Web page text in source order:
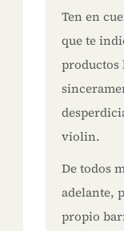
Ten en
que te
productos
violin.
De todos
adelante,
propio